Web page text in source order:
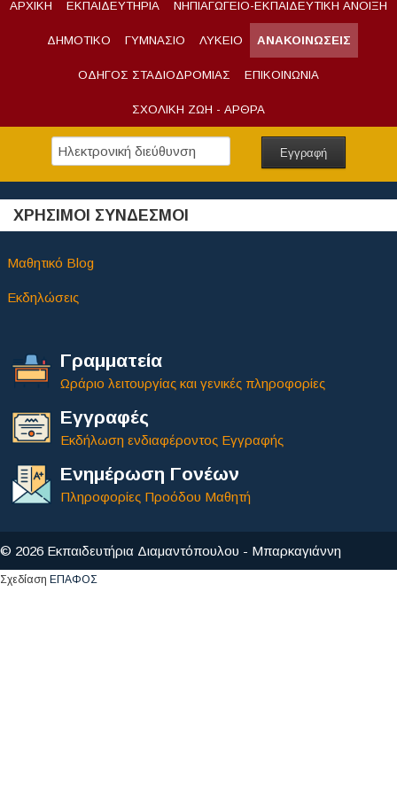
ΑΡΧΙΚΗ ΕΚΠΑΙΔΕΥΤΗΡΙΑ ΝΗΠΙΑΓΩΓΕΙΟ-ΕΚΠΑΙΔΕΥΤΙΚΗ ΑΝΟΙΞΗ
ΔΗΜΟΤΙΚΟ ΓΥΜΝΑΣΙΟ ΛΥΚΕΙΟ ΑΝΑΚΟΙΝΩΣΕΙΣ
ΟΔΗΓΟΣ ΣΤΑΔΙΟΔΡΟΜΙΑΣ ΕΠΙΚΟΙΝΩΝΙΑ
ΣΧΟΛΙΚΗ ΖΩΗ - ΑΡΘΡΑ
ΧΡΗΣΙΜΟΙ ΣΥΝΔΕΣΜΟΙ
Μαθητικό Blog
Εκδηλώσεις
Γραμματεία
Ωράριο λειτουργίας και γενικές πληροφορίες
Εγγραφές
Εκδήλωση ενδιαφέροντος Εγγραφής
Ενημέρωση Γονέων
Πληροφορίες Προόδου Μαθητή
© 2026 Εκπαιδευτήρια Διαμαντόπουλου - Μπαρκαγιάννη
Σχεδίαση ΕΠΑΦΟΣ